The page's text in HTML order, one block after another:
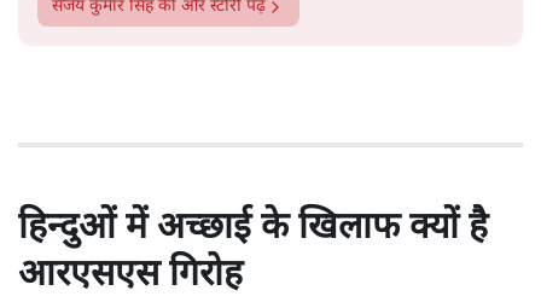
संजय कुमार सिंहकी और स्टोरी पढ़ें
हिन्दुओं में अच्छाई के खिलाफ क्यों है
आरएसएस गिरोह